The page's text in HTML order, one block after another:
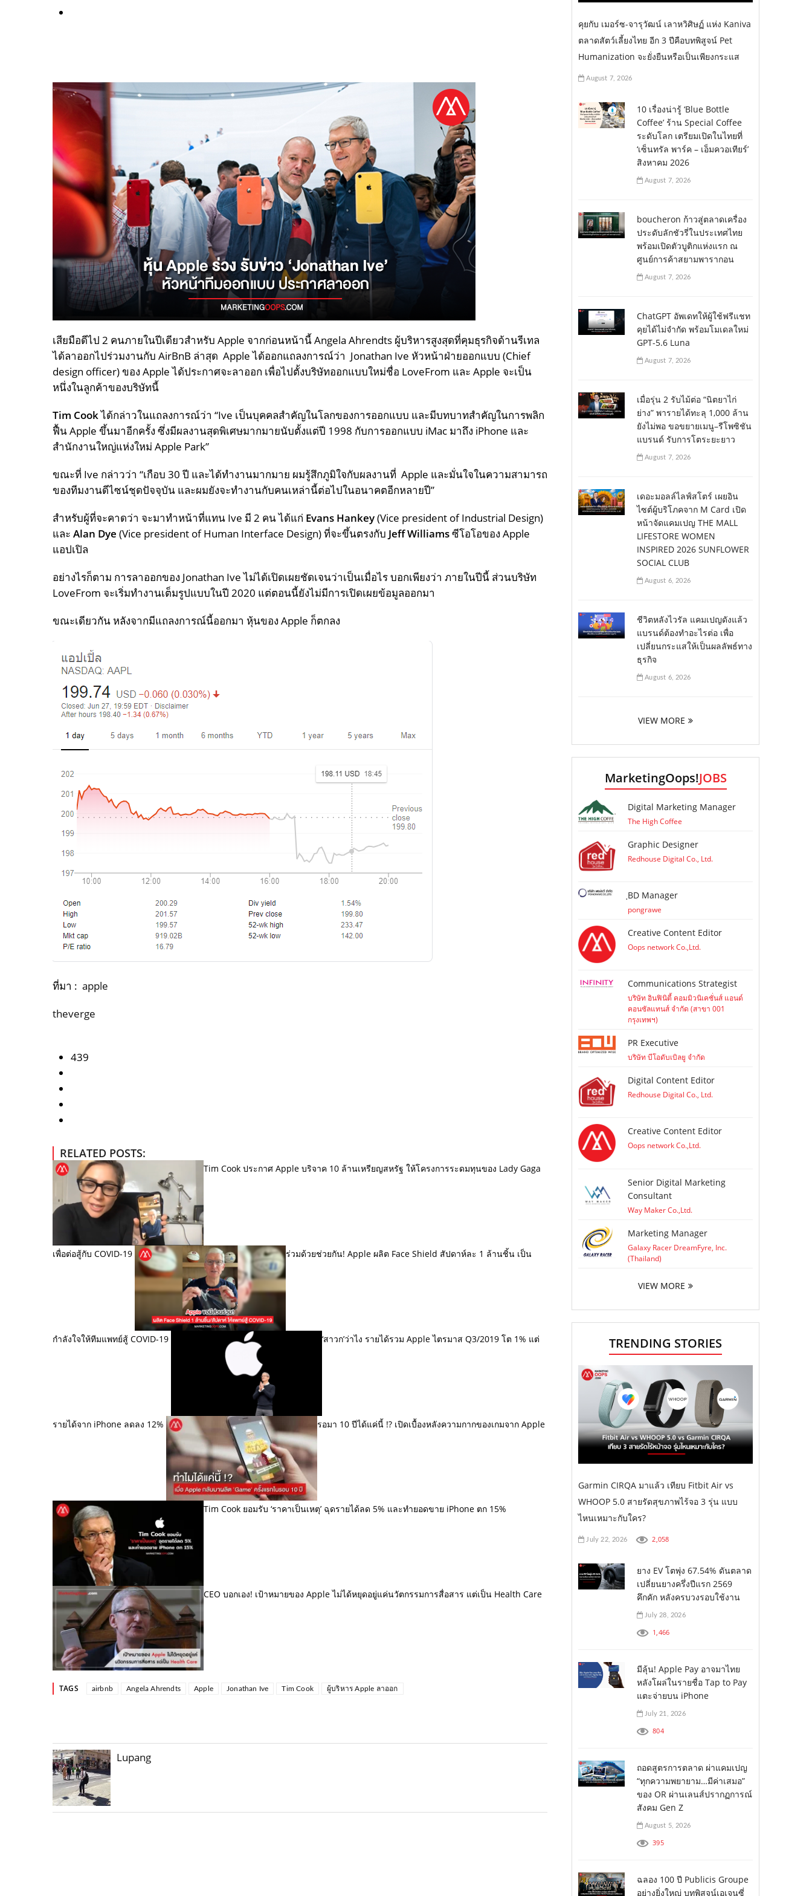
เสียมือดีไป 2 คนภายในปีเดียวสำหรับ Apple จากก่อนหน้านี้ Angela Ahrendts ผู้บริหารสูงสุดที่คุมธุรกิจด้านรีเทล
ได้ลาออกไปร่วมงานกับ AirBnB ล่าสุด Apple ได้ออกแถลงการณ์ว่า Jonathan Ive หัวหน้าฝ่ายออกแบบ (Chief
design officer) ของ Apple ได้ประกาศจะลาออก เพื่อไปตั้งบริษัทออกแบบใหม่ชื่อ LoveFrom และ Apple จะเป็น
หนึ่งในลูกค้าของบริษัทนี้
Tim Cookได้กล่าวในแถลงการณ์ว่า “Ive เป็นบุคคลสำคัญในโลกของการออกแบบ และมีบทบาทสำคัญในการพลิก
ฟื้น Apple ขึ้นมาอีกครั้ง ซึ่งมีผลงานสุดพิเศษมากมายนับตั้งแต่ปี 1998 กับการออกแบบ iMac มาถึง iPhone และ
สำนักงานใหญ่แห่งใหม่ Apple Park”
ขณะที่ Ive กล่าวว่า “เกือบ 30 ปี และได้ทำงานมากมาย ผมรู้สึกภูมิใจกับผลงานที่ Apple และมั่นใจในความสามารถ
ของทีมงานดีไซน์ชุดปัจจุบัน และผมยังจะทำงานกับคนเหล่านี้ต่อไปในอนาคตอีกหลายปี”
สำหรับผู้ที่จะคาดว่า จะมาทำหน้าที่แทน Ive มี 2 คน ได้แก่ Evans Hankey(Vice president of Industrial Design)
และ Alan Dye (Vice president of Human Interface Design) ที่จะขึ้นตรงกับ Jeff Williamsซีโอโอของ Apple
แอปเปิล
อย่างไรก็ตาม การลาออกของ Jonathan Ive ไม่ได้เปิดเผยชัดเจนว่าเป็นเมื่อไร บอกเพียงว่า ภายในปีนี้ ส่วนบริษัท
LoveFrom จะเริ่มทำงานเต็มรูปแบบในปี 2020 แต่ตอนนี้ยังไม่มีการเปิดเผยข้อมูลออกมา
ขณะเดียวกัน หลังจากมีแถลงการณ์นี้ออกมา หุ้นของ Apple ก็ตกลง
ที่มา : apple
theverge
439
RELATED POSTS:
Tim Cook ประกาศ Apple บริจาค 10 ล้านเหรียญสหรัฐ ให้โครงการระดมทุนของ Lady Gaga
เพื่อต่อสู้กับ COVID-19 ร่วมด้วยช่วยกัน! Apple ผลิต Face Shield สัปดาห์ละ 1 ล้านชิ้น เป็น
กำลังใจให้ทีมแพทย์สู้ COVID-19 ‘สาวก’ว่าไง รายได้รวม Apple ไตรมาส Q3/2019 โต 1% แต่
รายได้จาก iPhone ลดลง 12% รอมา 10 ปีได้แค่นี้ !? เปิดเบื้องหลังความกากของเกมจาก Apple
Tim Cook ยอมรับ ‘ราคาเป็นเหตุ’ ฉุดรายได้ลด 5% และทำยอดขาย iPhone ตก 15%
CEO บอกเอง! เป้าหมายของ Apple ไม่ได้หยุดอยู่แค่นวัตกรรมการสื่อสาร แต่เป็น Health Care
TAGS airbnb Angela Ahrendts Apple Jonathan Ive Tim Cook ผู้บริหาร Apple ลาออก
Lupang
คุยกับ เมอร์ซ-จารุวัฒน์ เลาหวิศิษฏ์ แห่ง Kaniva
ตลาดสัตว์เลี้ยงไทย อีก 3 ปีคือบทพิสูจน์ Pet
Humanization จะยั่งยืนหรือเป็นเพียงกระแส
August 7, 2026
10 เรื่องน่ารู้ ‘Blue Bottle
Coffee’ ร้าน Special Coffee
ระดับโลก เตรียมเปิดในไทยที่
‘เซ็นทรัล พาร์ค – เอ็มควอเทียร์’
สิงหาคม 2026
August 7, 2026
boucheron ก้าวสู่ตลาดเครื่อง
ประดับลักชัวรี่ในประเทศไทย
พร้อมเปิดตัวบูติกแห่งแรก ณ
ศูนย์การค้าสยามพารากอน
August 7, 2026
ChatGPT อัพเดทให้ผู้ใช้ฟรีแชท
คุยได้ไม่จำกัด พร้อมโมเดลใหม่
GPT-5.6 Luna
August 7, 2026
เมื่อรุ่น 2 รับไม้ต่อ “นิตยาไก่
ย่าง” พารายได้ทะลุ 1,000 ล้าน
ยังไม่พอ ขอขยายเมนู–รีโพซิชัน
แบรนด์ รับการโตระยะยาว
August 7, 2026
เดอะมอลล์ไลฟ์สโตร์ เผยอิน
ไซต์ผู้บริโภคจาก M Card เปิด
หน้าจัดแคมเปญ THE MALL
LIFESTORE WOMEN
INSPIRED 2026 SUNFLOWER
SOCIAL CLUB
August 6, 2026
ชีวิตหลังไวรัล แคมเปญดังแล้ว
แบรนด์ต้องทำอะไรต่อ เพื่อ
เปลี่ยนกระแสให้เป็นผลลัพธ์ทาง
ธุรกิจ
August 6, 2026
VIEW MORE
MarketingOops!JOBS
Digital Marketing Manager
The High Coffee
Graphic Designer
Redhouse Digital Co., Ltd.
ฺBD Manager
pongrawe
Creative Content Editor
Oops network Co.,Ltd.
Communications Strategist
บริษัท อินฟินิตี้ คอมมิวนิเคชั่นส์ แอนด์
คอนซัลแทนส์ จำกัด (สาขา 001
กรุงเทพฯ)
PR Executive
บริษัท บีโอดับเบิลยู จำกัด
Digital Content Editor
Redhouse Digital Co., Ltd.
Creative Content Editor
Oops network Co.,Ltd.
Senior Digital Marketing
Consultant
Way Maker Co.,Ltd.
Marketing Manager
Galaxy Racer DreamFyre, Inc.
(Thailand)
VIEW MORE
TRENDING STORIES
Garmin CIRQA มาแล้ว เทียบ Fitbit Air vs
WHOOP 5.0 สายรัดสุขภาพไร้จอ 3 รุ่น แบบ
ไหนเหมาะกับใคร?
July 22, 2026 2,058
ยาง EV โตพุ่ง 67.54% ดันตลาด
เปลี่ยนยางครึ่งปีแรก 2569
คึกคัก หลังครบวงรอบใช้งาน
July 28, 2026
1,466
มีลุ้น! Apple Pay อาจมาไทย
หลังโผล่ในรายชื่อ Tap to Pay
แตะจ่ายบน iPhone
July 21, 2026
804
ถอดสูตรการตลาด ผ่าแคมเปญ
“ทุกความพยายาม…มีค่าเสมอ”
ของ OR ผ่านเลนส์ปรากฏการณ์
สังคม Gen Z
August 5, 2026
395
ฉลอง 100 ปี Publicis Groupe
อย่างยิ่งใหญ่ บทพิสูจน์เอเจนซี่